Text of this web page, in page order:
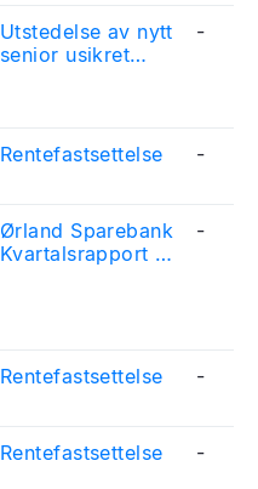
Utstedelse av nytt
senior usikret
-
Rentefastsettelse -
Ørland Sparebank
Kvartalsrapport 3.
-
Rentefastsettelse -
Rentefastsettelse -